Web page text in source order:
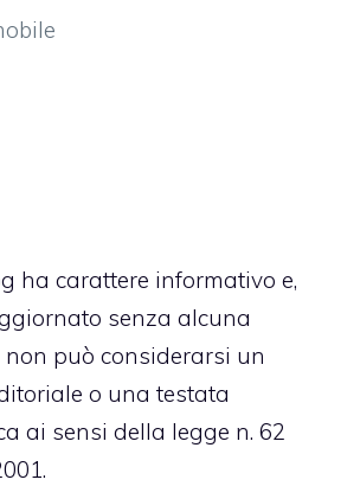
ha carattere informativo e,
senza alcuna
può considerarsi un
o una testata
ai sensi della legge n. 62